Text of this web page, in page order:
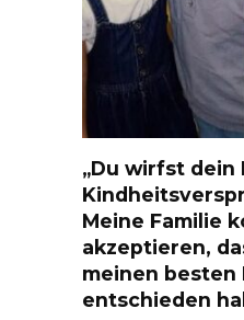
„Du wirfst dein
Meine Familie
akzeptieren,
meinen besten
entschieden